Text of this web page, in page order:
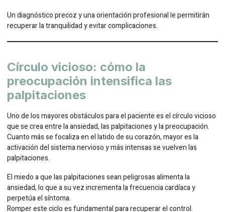
Un diagnóstico precoz y una orientación profesional le permitirán
recuperar la tranquilidad y evitar complicaciones.
Círculo vicioso: cómo la
preocupación intensifica las
palpitaciones
Uno de los mayores obstáculos para el paciente es el círculo vicioso
que se crea entre la ansiedad, las palpitaciones y la preocupación.
Cuanto más se focaliza en el latido de su corazón, mayor es la
activación del sistema nervioso y más intensas se vuelven las
palpitaciones.
El miedo a que las palpitaciones sean peligrosas alimenta la
ansiedad, lo que a su vez incrementa la frecuencia cardíaca y
perpetúa el síntoma.
Romper este ciclo es fundamental para recuperar el control.